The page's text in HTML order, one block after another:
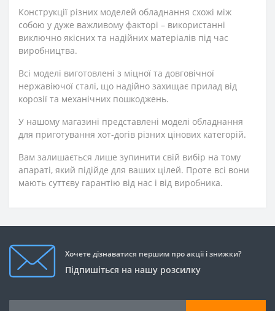
Конструкції різних моделей обладнання схожі між
собою у дуже важливому факторі – використанні
виключно якісних та надійних матеріалів під час
виробництва.
Всі моделі виготовлені з міцної та довговічної
нержавіючої сталі, що надійно захищає прилад від
корозії та механічних пошкоджень.
У нашому магазині представлені моделі обладнання
для приготування хот-догів різних цінових категорій.
Вам залишається лише зупинити свій вибір на тому
апараті, який підійде для ваших цілей. Проте всі вони
мають суттєву гарантію від нас і від виробника.
Хочете дізнаватися першим про акції і знижки?
Підпишіться на нашу розсилку